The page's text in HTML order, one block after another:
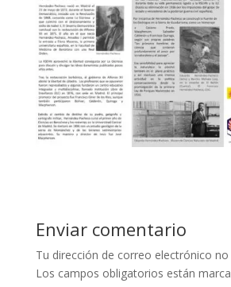
Enviar comentario
Tu dirección de correo electrónico no
Los campos obligatorios están